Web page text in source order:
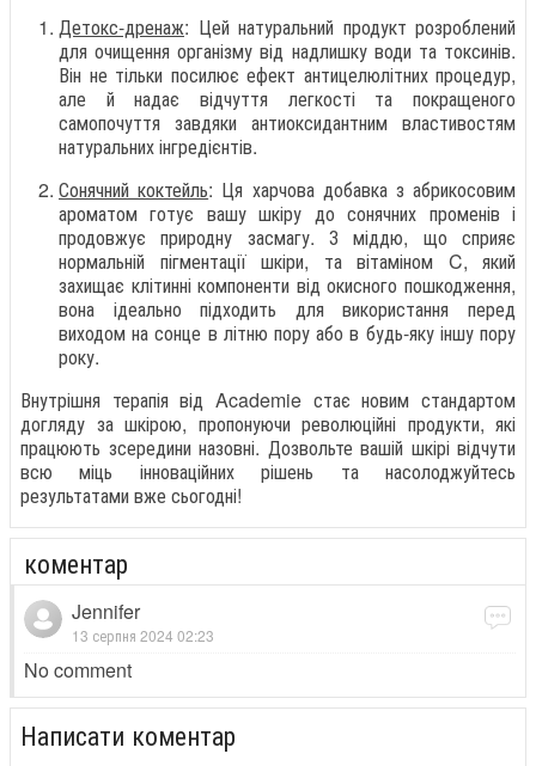
Детокс-дренаж: Цей натуральний продукт розроблений
для очищення організму від надлишку води та токсинів.
Він не тільки посилює ефект антицелюлітних процедур,
але й надає відчуття легкості та покращеного
самопочуття завдяки антиоксидантним властивостям
натуральних інгредієнтів.
Сонячний коктейль: Ця харчова добавка з абрикосовим
ароматом готує вашу шкіру до сонячних променів і
продовжує природну засмагу. З міддю, що сприяє
нормальній пігментації шкіри, та вітаміном C, який
захищає клітинні компоненти від окисного пошкодження,
вона ідеально підходить для використання перед
виходом на сонце в літню пору або в будь-яку іншу пору
року.
Внутрішня терапія від Academie стає новим стандартом
догляду за шкірою, пропонуючи революційні продукти, які
працюють зсередини назовні. Дозвольте вашій шкірі відчути
всю міць інноваційних рішень та насолоджуйтесь
результатами вже сьогодні!
коментар
Jennifer
13 серпня 2024 02:23
No comment
Написати коментар